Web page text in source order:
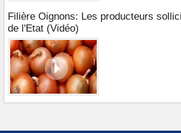
Filière Oignons: Les producteurs
de l'Etat (Vidéo)